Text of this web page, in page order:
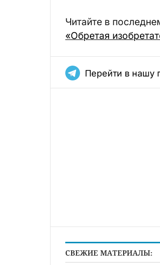
Читайте в
«Обретая
Перейти в нашу
СВЕЖИЕ МАТЕРИАЛЫ: